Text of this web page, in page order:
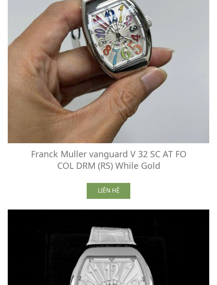
Franck Muller vanguard V 32 SC AT FO
COL DRM (RS) While Gold
LIÊN HỆ